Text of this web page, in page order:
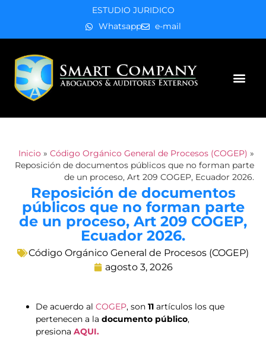
ESTUDIO JURIDICO
Whatsapp
e-mail
Inicio » Código Orgánico General de Procesos (COGEP) »
Reposición de documentos públicos que no forman parte
de un proceso, Art 209 COGEP, Ecuador 2026.
Reposición de documentos
públicos que no forman parte
de un proceso, Art 209 COGEP,
Ecuador 2026.
Código Orgánico General de Procesos (COGEP)
agosto 3, 2026
De acuerdo al COGEP, son 11 artículos los que
pertenecen a la documento público,
presiona AQUI.